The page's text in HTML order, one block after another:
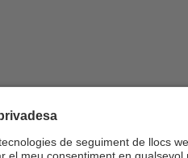
Més Informació